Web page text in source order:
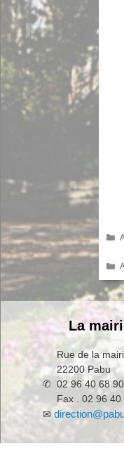
La
Rue de la
22200 Pabu
✆ 02 96 40 68 90
Fax . 02 96 40
✉